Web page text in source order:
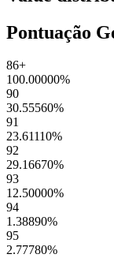
Pontuação
86+
100.00000%
90
30.55560%
91
23.61110%
92
29.16670%
93
12.50000%
94
1.38890%
95
2.77780%